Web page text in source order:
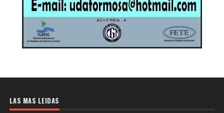
LAS MAS LEIDAS